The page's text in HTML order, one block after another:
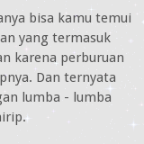
bisa kamu temui
yang termasuk
karena perburuan
Dan ternyata
lumba - lumba